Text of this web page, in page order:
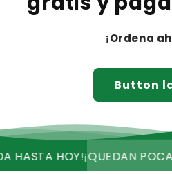
¡Ordena
Button
HOY!¡QUEDAN POCAS